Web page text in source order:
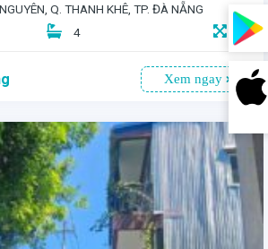
Q. THANH KHÊ, TP. ĐÀ NẴNG
4 67
Xem ngay